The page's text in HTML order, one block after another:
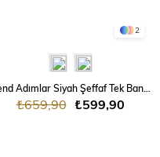
2
₺599,90
₺659,90